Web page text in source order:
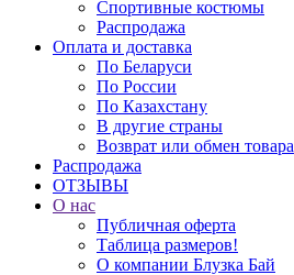
Спортивные костюмы
Распродажа
Оплата и доставка
По Беларуси
По России
По Казахстану
В другие страны
Возврат или обмен товара
Распродажа
ОТЗЫВЫ
О нас
Публичная оферта
Таблица размеров!
О компании Блузка Бай